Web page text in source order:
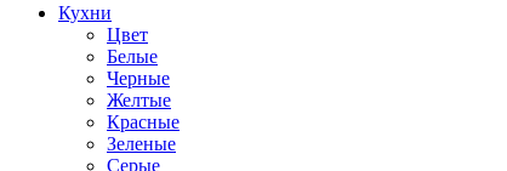
Кухни
Цвет
Белые
Черные
Желтые
Красные
Зеленые
Серые